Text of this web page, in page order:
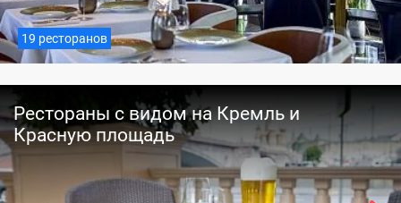
19 ресторанов
Рестораны с видом на Кремль и
Красную площадь